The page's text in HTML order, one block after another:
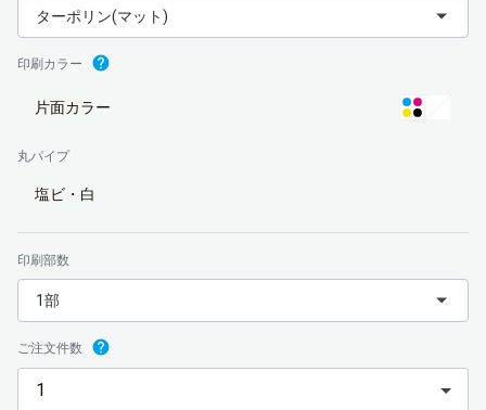
ターポリン(マット)
印刷カラー
片面カラー
丸パイプ
塩ビ・白
印刷部数
1部
ご注文件数